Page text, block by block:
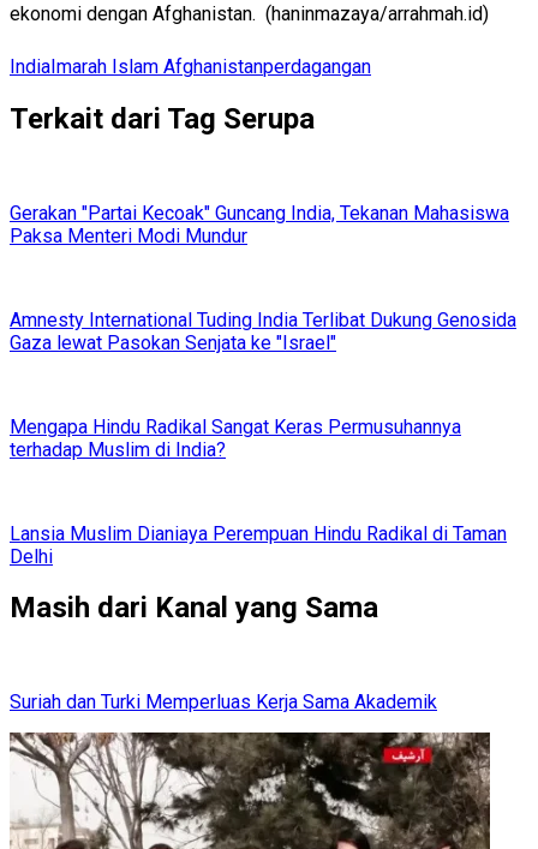
ekonomi dengan Afghanistan. (haninmazaya/arrahmah.id)
IndiaImarah Islam Afghanistanperdagangan
Terkait dari Tag Serupa
Gerakan "Partai Kecoak" Guncang India, Tekanan Mahasiswa
Paksa Menteri Modi Mundur
Amnesty International Tuding India Terlibat Dukung Genosida
Gaza lewat Pasokan Senjata ke "Israel"
Mengapa Hindu Radikal Sangat Keras Permusuhannya
terhadap Muslim di India?
Lansia Muslim Dianiaya Perempuan Hindu Radikal di Taman
Delhi
Masih dari Kanal yang Sama
Suriah dan Turki Memperluas Kerja Sama Akademik